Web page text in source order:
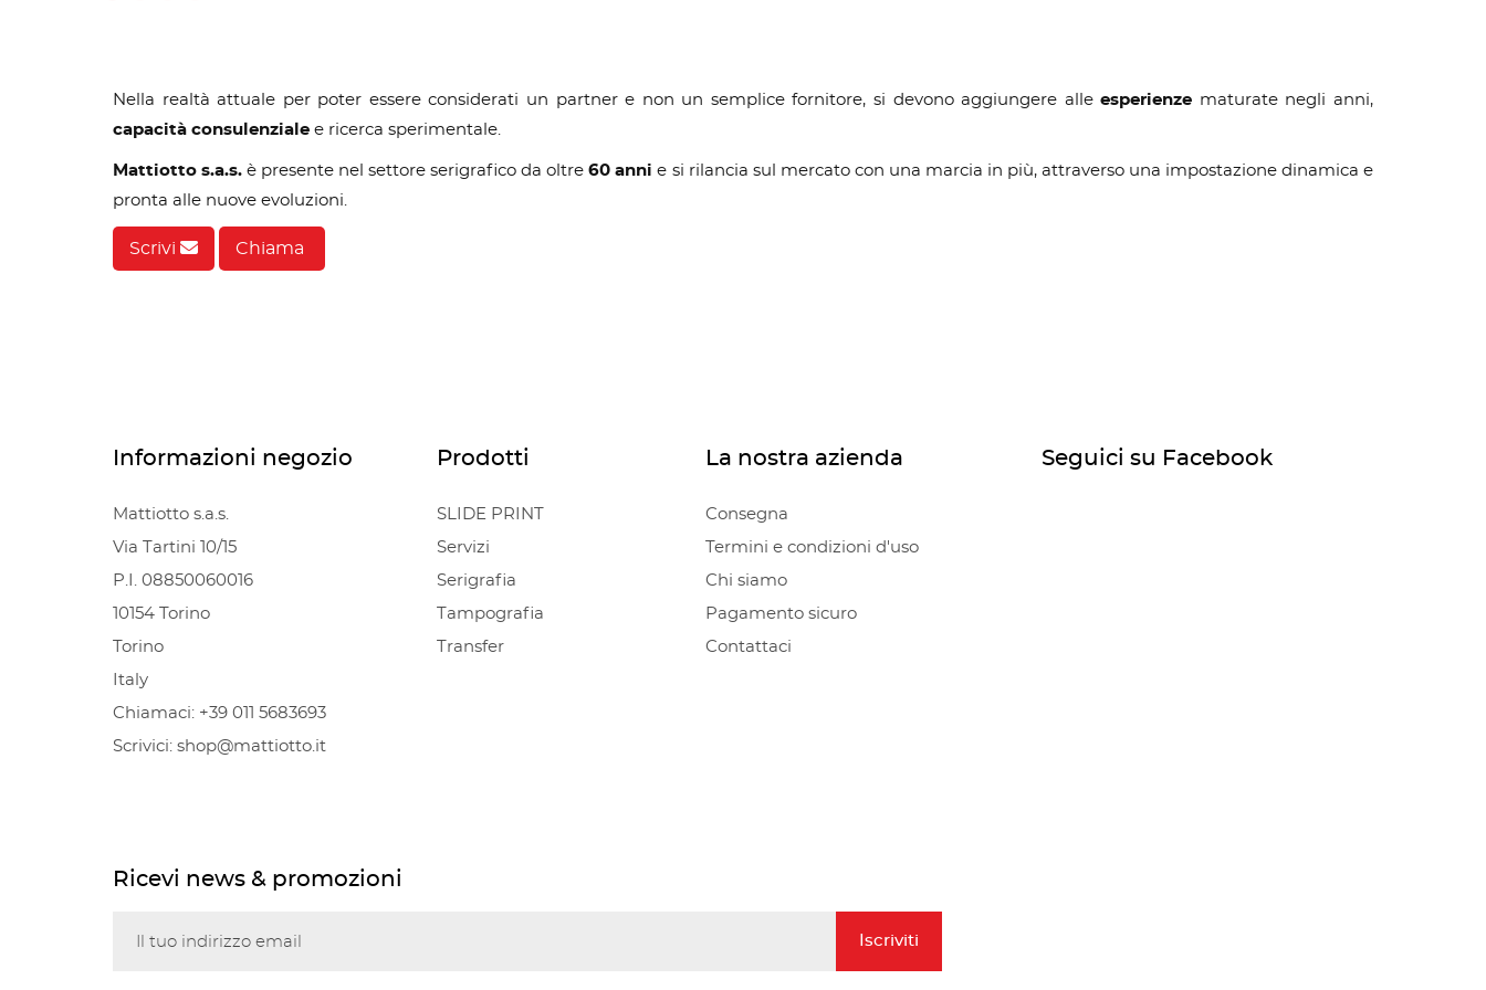
Nella realtà attuale per poter essere considerati un partner e non un semplice fornitore, si devono aggiungere alleesperienze maturate negli anni,
capacità consulenziale e ricerca sperimentale.
Mattiotto s.a.s. è presente nel settore serigrafico da oltre60 anni e si rilancia sul mercato con una marcia in più, attraverso una impostazione dinamica e
pronta alle nuove evoluzioni.
Scrivi Chiama
Informazioni negozio
Mattiotto s.a.s.
Via Tartini 10/15
P.I. 08850060016
10154 Torino
Torino
Italy
Chiamaci: +39 011 5683693
Scrivici: shop@mattiotto.it
Prodotti
SLIDE PRINT
Servizi
Serigrafia
Tampografia
Transfer
La nostra azienda
Consegna
Termini e condizioni d'uso
Chi siamo
Pagamento sicuro
Contattaci
Seguici su Facebook
Ricevi news & promozioni
Iscriviti